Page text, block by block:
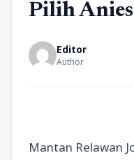
Pilih
Editor
Author
Mantan Relawan